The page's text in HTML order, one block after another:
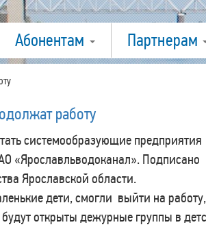
Абонентам Партнерам
работу
системообразующие
«Ярославльводоканал». Подписано
Ярославской области.
дети, смогли выйти на
открыты дежурные группы в